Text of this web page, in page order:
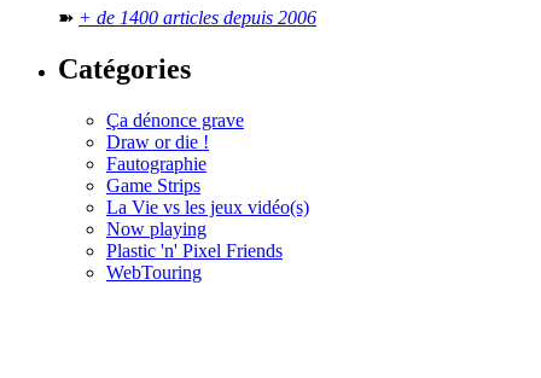
➽ + de 1400 articles depuis 2006
Catégories
Ça dénonce grave
Draw or die !
Fautographie
Game Strips
La Vie vs les jeux vidéo(s)
Now playing
Plastic 'n' Pixel Friends
WebTouring